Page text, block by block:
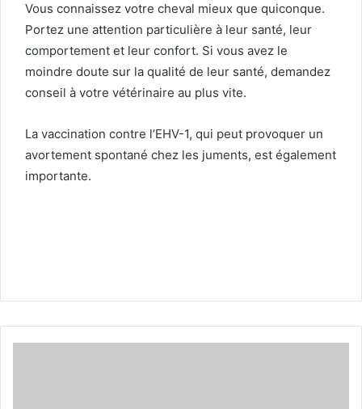
Vous connaissez votre cheval mieux que quiconque.
Portez une attention particulière à leur santé, leur
comportement et leur confort. Si vous avez le
moindre doute sur la qualité de leur santé, demandez
conseil à votre vétérinaire au plus vite.
La vaccination contre l’EHV-1, qui peut provoquer un
avortement spontané chez les juments, est également
importante.